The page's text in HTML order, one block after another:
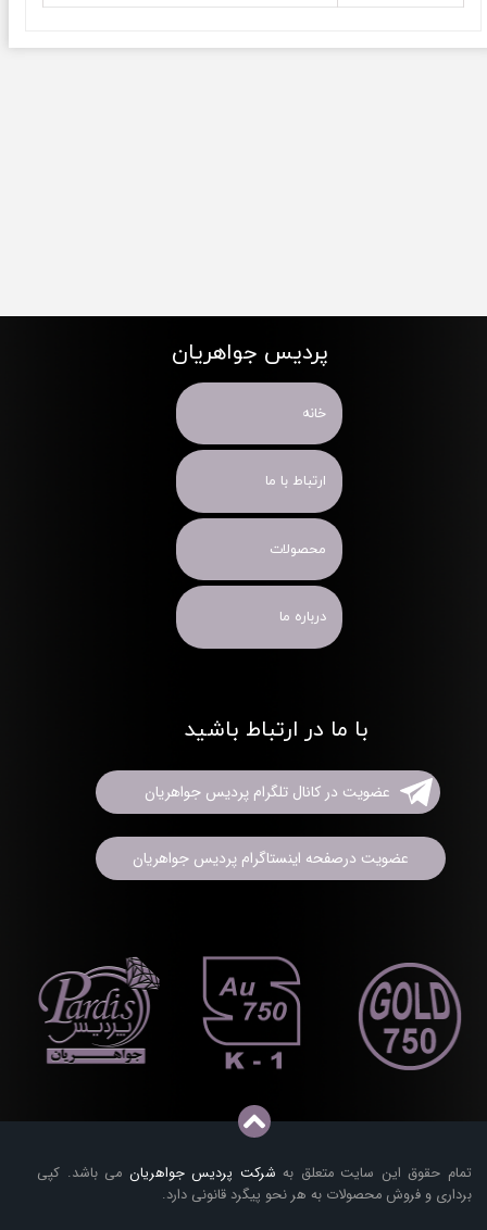
تمام حقوق این سایت متعلق به شرکت پردیس جواهریان می باشد. کپی
برداری و فروش محصولات به هر نحو پیگرد قانونی دارد.
پردیس جواهریان
خانه
ارتباط با ما
محصولات
درباره ما
با ما در ارتباط باشید
عضویت در کانال تلگرام پردیس جواهریان
عضویت درصفحه اینستاگرام پردیس جواهریان